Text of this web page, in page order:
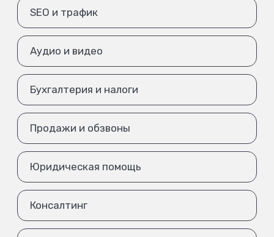
SEO и трафик
Аудио и видео
Бухгалтерия и налоги
Продажи и обзвоны
Юридическая помощь
Консалтинг